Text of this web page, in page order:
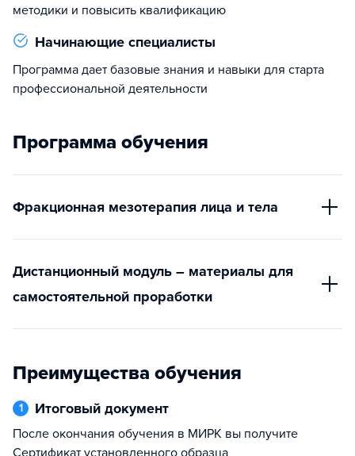
методики и повысить квалификацию
Начинающие специалисты
Программа дает базовые знания и навыки для старта
профессиональной деятельности
Программа обучения
Фракционная мезотерапия лица и тела
Дистанционный модуль – материалы для
самостоятельной проработки
Преимущества обучения
1 Итоговый документ
После окончания обучения в МИРК вы получите
Сертификат установленного образца